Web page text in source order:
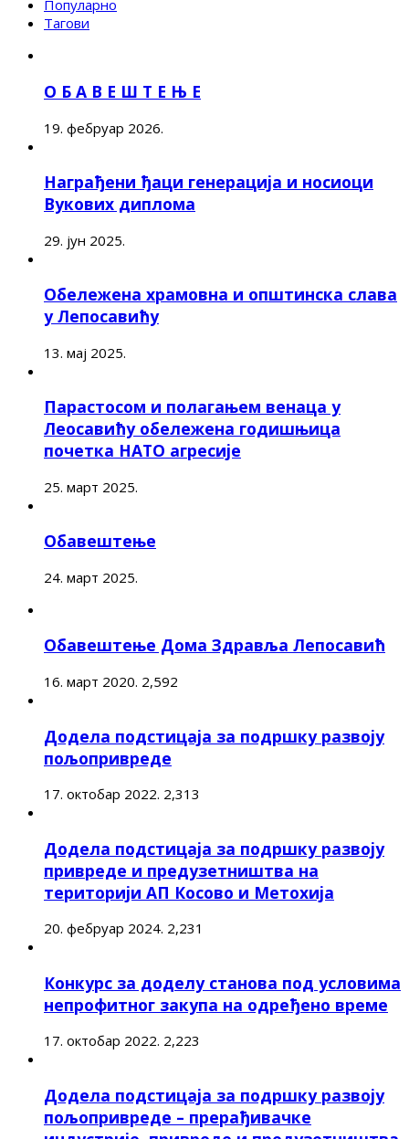
Популарно
Тагови
О Б А В Е Ш Т Е Њ Е
19. фебруар 2026.
Награђени ђаци генерација и носиоци
Вукових диплома
29. јун 2025.
Обележена храмовна и општинска слава
у Лепосавићу
13. мај 2025.
Парастосом и полагањем венаца у
Леосавићу обележена годишњица
почетка НАТО агресије
25. март 2025.
Обавештење
24. март 2025.
Обавештење Дома Здравља Лепосавић
16. март 2020. 2,592
Додела подстицаја за подршку развоју
пољопривреде
17. октобар 2022. 2,313
Додела подстицаја за подршку развоју
привреде и предузетништва на
територији АП Косово и Метохија
20. фебруар 2024. 2,231
Конкурс за доделу станова под условима
непрофитног закупа на одређено време
17. октобар 2022. 2,223
Додела подстицаја за подршку развоју
пољопривреде – прерађивачке